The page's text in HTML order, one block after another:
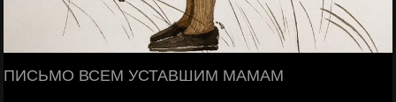
ПИСЬМО ВСЕМ УСТАВШИМ МАМАМ